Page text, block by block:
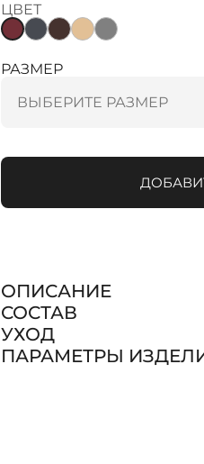
ЦВЕТ
РАЗМЕР
ОПИСАНИЕ
СОСТАВ
УХОД
ПАРАМЕТРЫ